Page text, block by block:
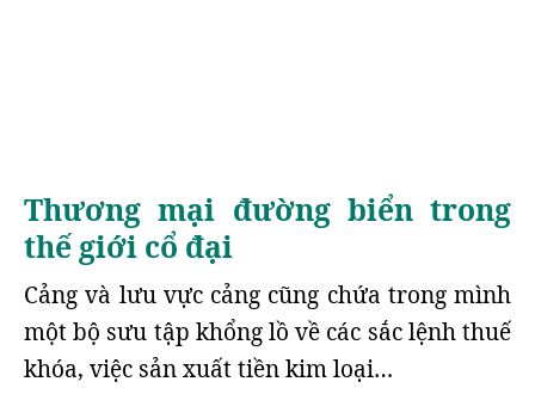
Thương mại đường biển trong
thế giới cổ đại
Cảng và lưu vực cảng cũng chứa trong mình
một bộ sưu tập khổng lồ về các sắc lệnh thuế
khóa, việc sản xuất tiền kim loại…